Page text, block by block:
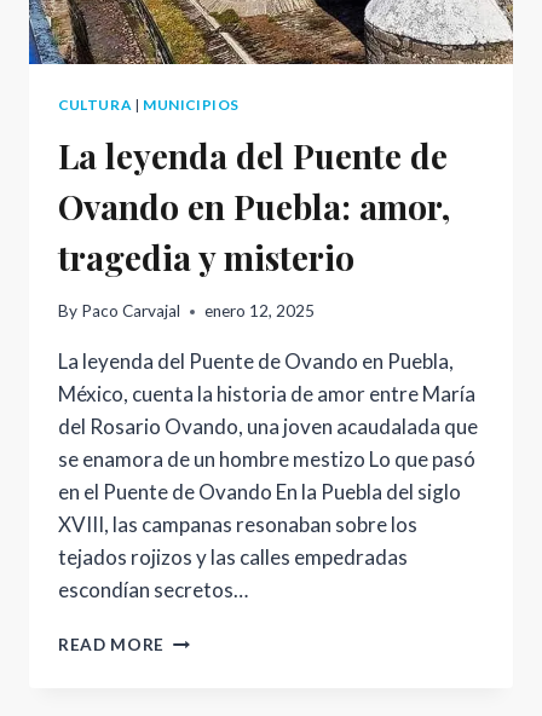
CULTURA | MUNICIPIOS
La leyenda del Puente de
Ovando en Puebla: amor,
tragedia y misterio
By Paco Carvajal enero 12, 2025
La leyenda del Puente de Ovando en Puebla,
México, cuenta la historia de amor entre María
del Rosario Ovando, una joven acaudalada que
se enamora de un hombre mestizo Lo que pasó
en el Puente de Ovando En la Puebla del siglo
XVIII, las campanas resonaban sobre los
tejados rojizos y las calles empedradas
escondían secretos…
READ MORE LA